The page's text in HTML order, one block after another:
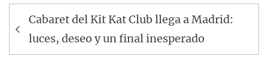
Navegación
de
entradas
Cabaret del Kit Kat Club llega a Madrid:
luces, deseo y un final inesperado